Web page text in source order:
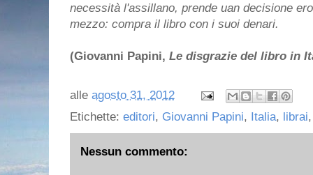
necessità l'assillano, prende uan decisione
mezzo: compra il libro con i suoi denari.
(Giovanni Papini, Le disgrazie del libro in
alle agosto 31, 2012
Etichette: editori, Giovanni Papini, Italia, librai
Nessun commento: